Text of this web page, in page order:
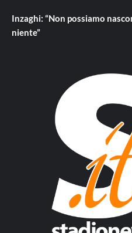
Inzaghi: “Non possiamo
niente”